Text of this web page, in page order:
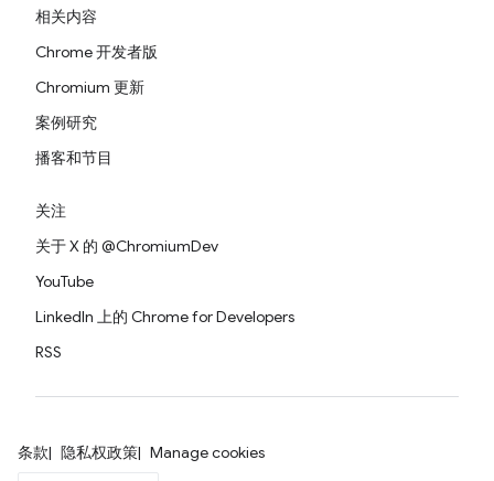
相关内容
Chrome 开发者版
Chromium 更新
案例研究
播客和节目
关注
关于 X 的 @ChromiumDev
YouTube
LinkedIn 上的 Chrome for Developers
RSS
条款 隐私权政策 Manage cookies